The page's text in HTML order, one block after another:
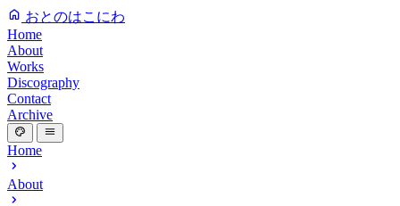
おとのはこにわ
Home
About
Works
Discography
Contact
Archive
Home
About